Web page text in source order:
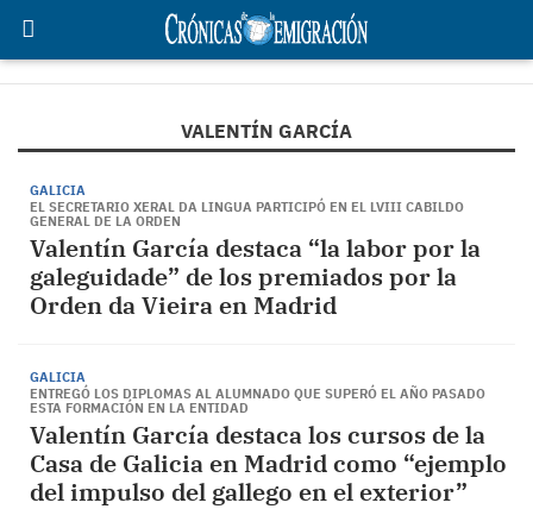
VALENTÍN GARCÍA
GALICIA
EL SECRETARIO XERAL DA LINGUA PARTICIPÓ EN EL LVIII CABILDO
GENERAL DE LA ORDEN
Valentín García destaca “la labor por la
galeguidade” de los premiados por la
Orden da Vieira en Madrid
GALICIA
ENTREGÓ LOS DIPLOMAS AL ALUMNADO QUE SUPERÓ EL AÑO PASADO
ESTA FORMACIÓN EN LA ENTIDAD
Valentín García destaca los cursos de la
Casa de Galicia en Madrid como “ejemplo
del impulso del gallego en el exterior”